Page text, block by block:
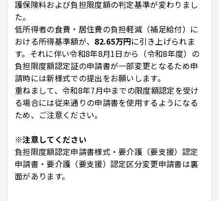
護保険料および負担限度額の判定基準が変わりまし
た。
低所得者の食費・居住費の負担軽減（補足給付）に
おける所得基準額が、 82.65万円に引き上げられま
す。それに伴い令和8年8月1日から（令和8年度）の
負担限度額認定証の申請書が一部変更となるため申
請時には新様式での提出をお願いします。
重ねまして、令和8年7月中までの限度額認定を受け
る場合には従来通りの申請書を使用するようになる
ため、ご注意ください。
※注意してください
負担限度額認定申請書様式・要介護（要支援）認定
申請書・要介護（要支援）認定区分変更申請書は裏
面があります。